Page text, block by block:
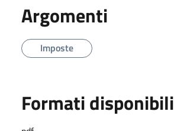
Argomenti
Imposte
Formati disponibili